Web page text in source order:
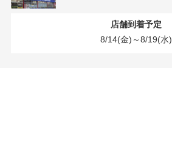
店舗到着予定
8/14(金)～8/19(水)